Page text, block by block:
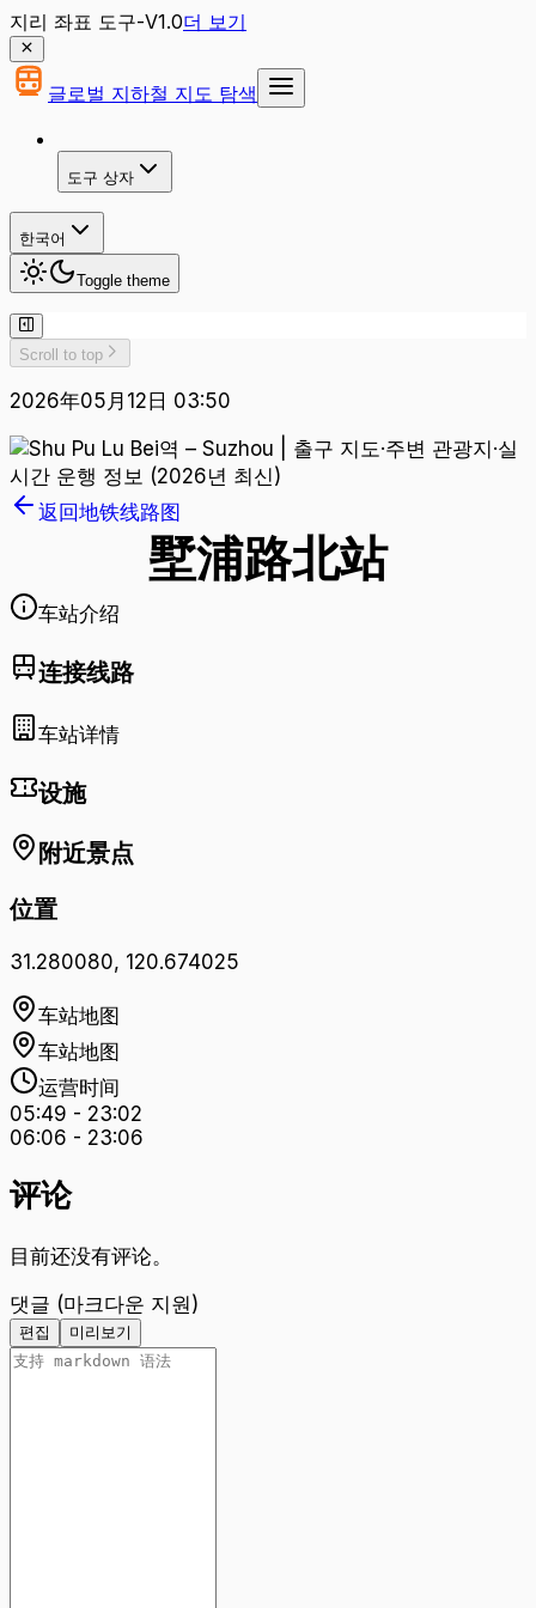
지리 좌표 도구-V1.0더 보기
글로벌 지하철 지도 탐색
도구 상자
한국어
Toggle theme
Scroll to top
2026年05月12日 03:50
返回地铁线路图
墅浦路北站
车站介绍
连接线路
车站详情
设施
附近景点
位置
31.280080, 120.674025
车站地图
车站地图
运营时间
05:49 - 23:02
06:06 - 23:06
评论
目前还没有评论。
댓글 (마크다운 지원)
편집 미리보기